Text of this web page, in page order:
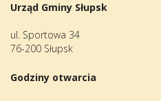
Urząd Gminy Słupsk
ul. Sportowa 34
76-200 Słupsk
Godziny otwarcia